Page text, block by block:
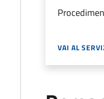
VAI AL